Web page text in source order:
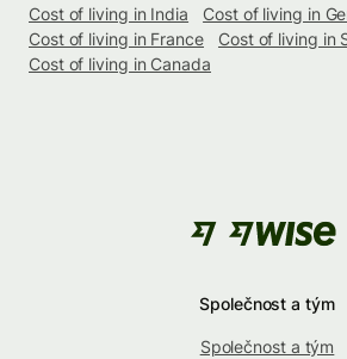
Cost of living in India
Cost of living in
Cost of living in France
Cost of living in
Cost of living in Canada
Společnost a tým
Společnost a tým